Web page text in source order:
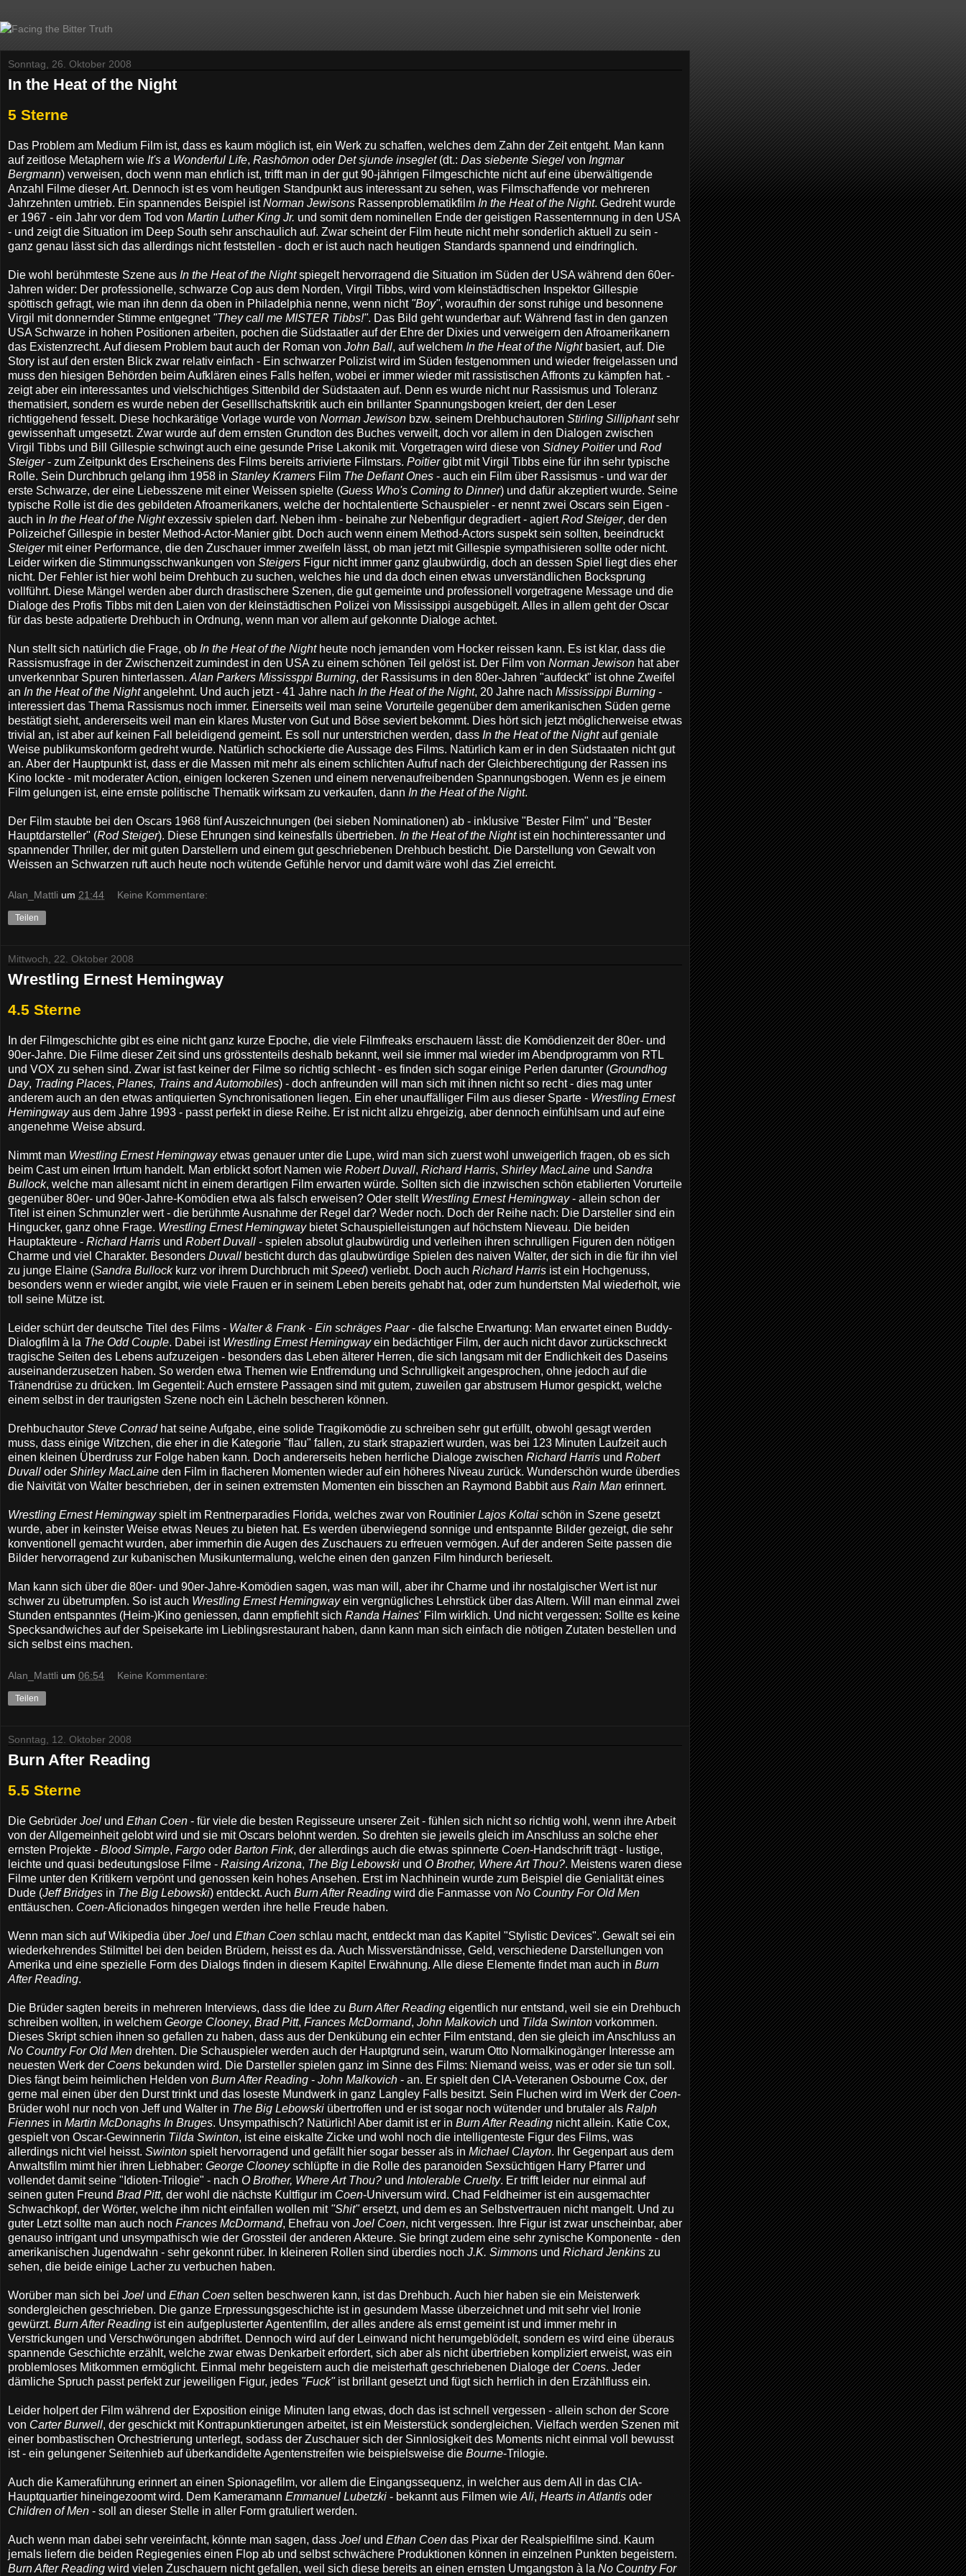
Sonntag, 26. Oktober 2008
In the Heat of the Night
5 Sterne
Das Problem am Medium Film ist, dass es kaum möglich ist, ein Werk zu schaffen, welches dem Zahn der Zeit entgeht. Man kann
auf zeitlose Metaphern wie It's a Wonderful Life, Rashōmon oder Det sjunde inseglet(dt.: Das siebente Siegel von Ingmar
Bergmann) verweisen, doch wenn man ehrlich ist, trifft man in der gut 90-jährigen Filmgeschichte nicht auf eine überwältigende
Anzahl Filme dieser Art. Dennoch ist es vom heutigen Standpunkt aus interessant zu sehen, was Filmschaffende vor mehreren
Jahrzehnten umtrieb. Ein spannendes Beispiel istNorman Jewisons Rassenproblematikfilm In the Heat of the Night. Gedreht wurde
er 1967 - ein Jahr vor dem Tod von Martin Luther King Jr. und somit dem nominellen Ende der geistigen Rassenternnung in den USA
- und zeigt die Situation im Deep South sehr anschaulich auf. Zwar scheint der Film heute nicht mehr sonderlich aktuell zu sein -
ganz genau lässt sich das allerdings nicht feststellen - doch er ist auch nach heutigen Standards spannend und eindringlich.
Die wohl berühmteste Szene aus In the Heat of the Nightspiegelt hervorragend die Situation im Süden der USA während den 60er-
Jahren wider: Der professionelle, schwarze Cop aus dem Norden, Virgil Tibbs, wird vom kleinstädtischen Inspektor Gillespie
spöttisch gefragt, wie man ihn denn da oben in Philadelphia nenne, wenn nicht "Boy", woraufhin der sonst ruhige und besonnene
Virgil mit donnernder Stimme entgegnet "They call me MISTER Tibbs!". Das Bild geht wunderbar auf: Während fast in den ganzen
USA Schwarze in hohen Positionen arbeiten, pochen die Südstaatler auf der Ehre der Dixies und verweigern den Afroamerikanern
das Existenzrecht. Auf diesem Problem baut auch der Roman von John Ball, auf welchem In the Heat of the Nightbasiert, auf. Die
Story ist auf den ersten Blick zwar relativ einfach - Ein schwarzer Polizist wird im Süden festgenommen und wieder freigelassen und
muss den hiesigen Behörden beim Aufklären eines Falls helfen, wobei er immer wieder mit rassistischen Affronts zu kämpfen hat. -
zeigt aber ein interessantes und vielschichtiges Sittenbild der Südstaaten auf. Denn es wurde nicht nur Rassismus und Toleranz
thematisiert, sondern es wurde neben der Geselllschaftskritik auch ein brillanter Spannungsbogen kreiert, der den Leser
richtiggehend fesselt. Diese hochkarätige Vorlage wurde von Norman Jewison bzw. seinem Drehbuchautoren Stirling Silliphantsehr
gewissenhaft umgesetzt. Zwar wurde auf dem ernsten Grundton des Buches verweilt, doch vor allem in den Dialogen zwischen
Virgil Tibbs und Bill Gillespie schwingt auch eine gesunde Prise Lakonik mit. Vorgetragen wird diese von Sidney Poitierund Rod
Steiger- zum Zeitpunkt des Erscheinens des Films bereits arrivierte Filmstars. Poitiergibt mit Virgil Tibbs eine für ihn sehr typische
Rolle. Sein Durchbruch gelang ihm 1958 in Stanley Kramers Film The Defiant Ones - auch ein Film über Rassismus - und war der
erste Schwarze, der eine Liebesszene mit einer Weissen spielte (Guess Who's Coming to Dinner) und dafür akzeptiert wurde. Seine
typische Rolle ist die des gebildeten Afroamerikaners, welche der hochtalentierte Schauspieler - er nennt zwei Oscars sein Eigen -
auch in In the Heat of the Nightexzessiv spielen darf. Neben ihm - beinahe zur Nebenfigur degradiert - agiertRod Steiger, der den
Polizeichef Gillespie in bester Method-Actor-Manier gibt. Doch auch wenn einem Method-Actors suspekt sein sollten, beeindruckt
Steigermit einer Performance, die den Zuschauer immer zweifeln lässt, ob man jetzt mit Gillespie sympathisieren sollte oder nicht.
Leider wirken die Stimmungsschwankungen von Steigers Figur nicht immer ganz glaubwürdig, doch an dessen Spiel liegt dies eher
nicht. Der Fehler ist hier wohl beim Drehbuch zu suchen, welches hie und da doch einen etwas unverständlichen Bocksprung
vollführt. Diese Mängel werden aber durch drastischere Szenen, die gut gemeinte und professionell vorgetragene Message und die
Dialoge des Profis Tibbs mit den Laien von der kleinstädtischen Polizei von Mississippi ausgebügelt. Alles in allem geht der Oscar
für das beste adpatierte Drehbuch in Ordnung, wenn man vor allem auf gekonnte Dialoge achtet.
Nun stellt sich natürlich die Frage, ob In the Heat of the Nightheute noch jemanden vom Hocker reissen kann. Es ist klar, dass die
Rassismusfrage in der Zwischenzeit zumindest in den USA zu einem schönen Teil gelöst ist. Der Film von Norman Jewison hat aber
unverkennbar Spuren hinterlassen. Alan Parkers Mississppi Burning, der Rassisums in den 80er-Jahren "aufdeckt" ist ohne Zweifel
an In the Heat of the Nightangelehnt. Und auch jetzt - 41 Jahre nach In the Heat of the Night, 20 Jahre nach Mississippi Burning -
interessiert das Thema Rassismus noch immer. Einerseits weil man seine Vorurteile gegenüber dem amerikanischen Süden gerne
bestätigt sieht, andererseits weil man ein klares Muster von Gut und Böse seviert bekommt. Dies hört sich jetzt möglicherweise etwas
trivial an, ist aber auf keinen Fall beleidigend gemeint. Es soll nur unterstrichen werden, dass In the Heat of the Nightauf geniale
Weise publikumskonform gedreht wurde. Natürlich schockierte die Aussage des Films. Natürlich kam er in den Südstaaten nicht gut
an. Aber der Hauptpunkt ist, dass er die Massen mit mehr als einem schlichten Aufruf nach der Gleichberechtigung der Rassen ins
Kino lockte - mit moderater Action, einigen lockeren Szenen und einem nervenaufreibenden Spannungsbogen. Wenn es je einem
Film gelungen ist, eine ernste politische Thematik wirksam zu verkaufen, dann In the Heat of the Night.
Der Film staubte bei den Oscars 1968 fünf Auszeichnungen (bei sieben Nominationen) ab - inklusive "Bester Film" und "Bester
Hauptdarsteller" (Rod Steiger). Diese Ehrungen sind keinesfalls übertrieben. In the Heat of the Nightist ein hochinteressanter und
spannender Thriller, der mit guten Darstellern und einem gut geschriebenen Drehbuch besticht. Die Darstellung von Gewalt von
Weissen an Schwarzen ruft auch heute noch wütende Gefühle hervor und damit wäre wohl das Ziel erreicht.
Alan_Mattli um 21:44 Keine Kommentare:
Teilen
Mittwoch, 22. Oktober 2008
Wrestling Ernest Hemingway
4.5 Sterne
In der Filmgeschichte gibt es eine nicht ganz kurze Epoche, die viele Filmfreaks erschauern lässt: die Komödienzeit der 80er- und
90er-Jahre. Die Filme dieser Zeit sind uns grösstenteils deshalb bekannt, weil sie immer mal wieder im Abendprogramm von RTL
und VOX zu sehen sind. Zwar ist fast keiner der Filme so richtig schlecht - es finden sich sogar einige Perlen darunter (Groundhog
Day, Trading Places, Planes, Trains and Automobiles) - doch anfreunden will man sich mit ihnen nicht so recht - dies mag unter
anderem auch an den etwas antiquierten Synchronisationen liegen. Ein eher unauffälliger Film aus dieser Sparte - Wrestling Ernest
Hemingwayaus dem Jahre 1993 - passt perfekt in diese Reihe. Er ist nicht allzu ehrgeizig, aber dennoch einfühlsam und auf eine
angenehme Weise absurd.
Nimmt man Wrestling Ernest Hemingwayetwas genauer unter die Lupe, wird man sich zuerst wohl unweigerlich fragen, ob es sich
beim Cast um einen Irrtum handelt. Man erblickt sofort Namen wie Robert Duvall, Richard Harris, Shirley MacLaine und Sandra
Bullock, welche man allesamt nicht in einem derartigen Film erwarten würde. Sollten sich die inzwischen schön etablierten Vorurteile
gegenüber 80er- und 90er-Jahre-Komödien etwa als falsch erweisen? Oder stellt Wrestling Ernest Hemingway- allein schon der
Titel ist einen Schmunzler wert - die berühmte Ausnahme der Regel dar? Weder noch. Doch der Reihe nach: Die Darsteller sind ein
Hingucker, ganz ohne Frage. Wrestling Ernest Hemingwaybietet Schauspielleistungen auf höchstem Nieveau. Die beiden
Hauptakteure - Richard Harris und Robert Duvall - spielen absolut glaubwürdig und verleihen ihren schrulligen Figuren den nötigen
Charme und viel Charakter. Besonders Duvall besticht durch das glaubwürdige Spielen des naiven Walter, der sich in die für ihn viel
zu junge Elaine (Sandra Bullockkurz vor ihrem Durchbruch mitSpeed) verliebt. Doch auch Richard Harris ist ein Hochgenuss,
besonders wenn er wieder angibt, wie viele Frauen er in seinem Leben bereits gehabt hat, oder zum hundertsten Mal wiederholt, wie
toll seine Mütze ist.
Leider schürt der deutsche Titel des Films - Walter & Frank - Ein schräges Paar- die falsche Erwartung: Man erwartet einen Buddy-
Dialogfilm à la The Odd Couple. Dabei ist Wrestling Ernest Hemingwayein bedächtiger Film, der auch nicht davor zurückschreckt
tragische Seiten des Lebens aufzuzeigen - besonders das Leben älterer Herren, die sich langsam mit der Endlichkeit des Daseins
auseinanderzusetzen haben. So werden etwa Themen wie Entfremdung und Schrulligkeit angesprochen, ohne jedoch auf die
Tränendrüse zu drücken. Im Gegenteil: Auch ernstere Passagen sind mit gutem, zuweilen gar abstrusem Humor gespickt, welche
einem selbst in der traurigsten Szene noch ein Lächeln bescheren können.
Drehbuchautor Steve Conradhat seine Aufgabe, eine solide Tragikomödie zu schreiben sehr gut erfüllt, obwohl gesagt werden
muss, dass einige Witzchen, die eher in die Kategorie "flau" fallen, zu stark strapaziert wurden, was bei 123 Minuten Laufzeit auch
einen kleinen Überdruss zur Folge haben kann. Doch andererseits heben herrliche Dialoge zwischen Richard Harris und Robert
Duvall oder Shirley MacLaine den Film in flacheren Momenten wieder auf ein höheres Niveau zurück. Wunderschön wurde überdies
die Naivität von Walter beschrieben, der in seinen extremsten Momenten ein bisschen an Raymond Babbit aus Rain Man erinnert.
Wrestling Ernest Hemingwayspielt im Rentnerparadies Florida, welches zwar von Routinier Lajos Koltai schön in Szene gesetzt
wurde, aber in keinster Weise etwas Neues zu bieten hat. Es werden überwiegend sonnige und entspannte Bilder gezeigt, die sehr
konventionell gemacht wurden, aber immerhin die Augen des Zuschauers zu erfreuen vermögen. Auf der anderen Seite passen die
Bilder hervorragend zur kubanischen Musikuntermalung, welche einen den ganzen Film hindurch berieselt.
Man kann sich über die 80er- und 90er-Jahre-Komödien sagen, was man will, aber ihr Charme und ihr nostalgischer Wert ist nur
schwer zu übetrumpfen. So ist auch Wrestling Ernest Hemingwayein vergnügliches Lehrstück über das Altern. Will man einmal zwei
Stunden entspanntes (Heim-)Kino geniessen, dann empfiehlt sich Randa Haines' Film wirklich. Und nicht vergessen: Sollte es keine
Specksandwiches auf der Speisekarte im Lieblingsrestaurant haben, dann kann man sich einfach die nötigen Zutaten bestellen und
sich selbst eins machen.
Alan_Mattli um 06:54 Keine Kommentare:
Teilen
Sonntag, 12. Oktober 2008
Burn After Reading
5.5 Sterne
Die Gebrüder Joel und Ethan Coen - für viele die besten Regisseure unserer Zeit - fühlen sich nicht so richtig wohl, wenn ihre Arbeit
von der Allgemeinheit gelobt wird und sie mit Oscars belohnt werden. So drehten sie jeweils gleich im Anschluss an solche eher
ernsten Projekte - Blood Simple, Fargo oder Barton Fink, der allerdings auch die etwas spinnerte Coen-Handschrift trägt - lustige,
leichte und quasi bedeutungslose Filme - Raising Arizona, The Big Lebowski und O Brother, Where Art Thou?. Meistens waren diese
Filme unter den Kritikern verpönt und genossen kein hohes Ansehen. Erst im Nachhinein wurde zum Beispiel die Genialität eines
Dude (Jeff Bridges in The Big Lebowski) entdeckt. Auch Burn After Reading wird die Fanmasse von No Country For Old Men
enttäuschen. Coen-Aficionados hingegen werden ihre helle Freude haben.
Wenn man sich auf Wikipedia über Joel und Ethan Coen schlau macht, entdeckt man das Kapitel "Stylistic Devices". Gewalt sei ein
wiederkehrendes Stilmittel bei den beiden Brüdern, heisst es da. Auch Missverständnisse, Geld, verschiedene Darstellungen von
Amerika und eine spezielle Form des Dialogs finden in diesem Kapitel Erwähnung. Alle diese Elemente findet man auch in Burn
After Reading.
Die Brüder sagten bereits in mehreren Interviews, dass die Idee zu Burn After Reading eigentlich nur entstand, weil sie ein Drehbuch
schreiben wollten, in welchem George Clooney, Brad Pitt, Frances McDormand, John Malkovich und Tilda Swinton vorkommen.
Dieses Skript schien ihnen so gefallen zu haben, dass aus der Denkübung ein echter Film entstand, den sie gleich im Anschluss an
No Country For Old Men drehten. Die Schauspieler werden auch der Hauptgrund sein, warum Otto Normalkinogänger Interesse am
neuesten Werk der Coens bekunden wird. Die Darsteller spielen ganz im Sinne des Films: Niemand weiss, was er oder sie tun soll.
Dies fängt beim heimlichen Helden von Burn After Reading - John Malkovich - an. Er spielt den CIA-Veteranen Osbourne Cox, der
gerne mal einen über den Durst trinkt und das loseste Mundwerk in ganz Langley Falls besitzt. Sein Fluchen wird im Werk der Coen-
Brüder wohl nur noch von Jeff und Walter in The Big Lebowski übertroffen und er ist sogar noch wütender und brutaler als Ralph
Fiennes in Martin McDonaghs In Bruges. Unsympathisch? Natürlich! Aber damit ist er in Burn After Reading nicht allein. Katie Cox,
gespielt von Oscar-Gewinnerin Tilda Swinton, ist eine eiskalte Zicke und wohl noch die intelligenteste Figur des Films, was
allerdings nicht viel heisst. Swinton spielt hervorragend und gefällt hier sogar besser als in Michael Clayton. Ihr Gegenpart aus dem
Anwaltsfilm mimt hier ihren Liebhaber: George Clooneyschlüpfte in die Rolle des paranoiden Sexsüchtigen Harry Pfarrer und
vollendet damit seine "Idioten-Trilogie" - nach O Brother, Where Art Thou? und Intolerable Cruelty. Er trifft leider nur einmal auf
seinen guten Freund Brad Pitt, der wohl die nächste Kultfigur im Coen-Universum wird. Chad Feldheimer ist ein ausgemachter
Schwachkopf, der Wörter, welche ihm nicht einfallen wollen mit "Shit"ersetzt, und dem es an Selbstvertrauen nicht mangelt. Und zu
guter Letzt sollte man auch noch Frances McDormand, Ehefrau von Joel Coen, nicht vergessen. Ihre Figur ist zwar unscheinbar, aber
genauso intrigant und unsympathisch wie der Grossteil der anderen Akteure. Sie bringt zudem eine sehr zynische Komponente - den
amerikanischen Jugendwahn - sehr gekonnt rüber. In kleineren Rollen sind überdies noch J.K. Simmons und Richard Jenkins zu
sehen, die beide einige Lacher zu verbuchen haben.
Worüber man sich bei Joel und Ethan Coen selten beschweren kann, ist das Drehbuch. Auch hier haben sie ein Meisterwerk
sondergleichen geschrieben. Die ganze Erpressungsgeschichte ist in gesundem Masse überzeichnet und mit sehr viel Ironie
gewürzt. Burn After Reading ist ein aufgeplusterter Agentenfilm, der alles andere als ernst gemeint ist und immer mehr in
Verstrickungen und Verschwörungen abdriftet. Dennoch wird auf der Leinwand nicht herumgeblödelt, sondern es wird eine überaus
spannende Geschichte erzählt, welche zwar etwas Denkarbeit erfordert, sich aber als nicht übertrieben kompliziert erweist, was ein
problemloses Mitkommen ermöglicht. Einmal mehr begeistern auch die meisterhaft geschriebenen Dialoge der Coens. Jeder
dämliche Spruch passt perfekt zur jeweiligen Figur, jedes "Fuck"ist brillant gesetzt und fügt sich herrlich in den Erzählfluss ein.
Leider holpert der Film während der Exposition einige Minuten lang etwas, doch das ist schnell vergessen - allein schon der Score
von Carter Burwell, der geschickt mit Kontrapunktierungen arbeitet, ist ein Meisterstück sondergleichen. Vielfach werden Szenen mit
einer bombastischen Orchestrierung unterlegt, sodass der Zuschauer sich der Sinnlosigkeit des Moments nicht einmal voll bewusst
ist - ein gelungener Seitenhieb auf überkandidelte Agentenstreifen wie beispielsweise die Bourne-Trilogie.
Auch die Kameraführung erinnert an einen Spionagefilm, vor allem die Eingangssequenz, in welcher aus dem All in das CIA-
Hauptquartier hineingezoomt wird. Dem Kameramann Emmanuel Lubetzki - bekannt aus Filmen wie Ali, Hearts in Atlantis oder
Children of Men - soll an dieser Stelle in aller Form gratuliert werden.
Auch wenn man dabei sehr vereinfacht, könnte man sagen, dass Joel und Ethan Coen das Pixar der Realspielfilme sind. Kaum
jemals liefern die beiden Regiegenies einen Flop ab und selbst schwächere Produktionen können in einzelnen Punkten begeistern.
Burn After Reading wird vielen Zuschauern nicht gefallen, weil sich diese bereits an einen ernsten Umgangston à la No Country For